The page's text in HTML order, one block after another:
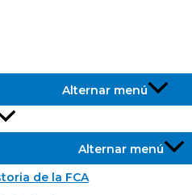
Alternar menú
Alternar menú
de la FCA